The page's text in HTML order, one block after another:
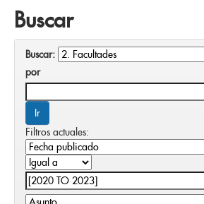
Buscar
Buscar:
por
Filtros actuales: